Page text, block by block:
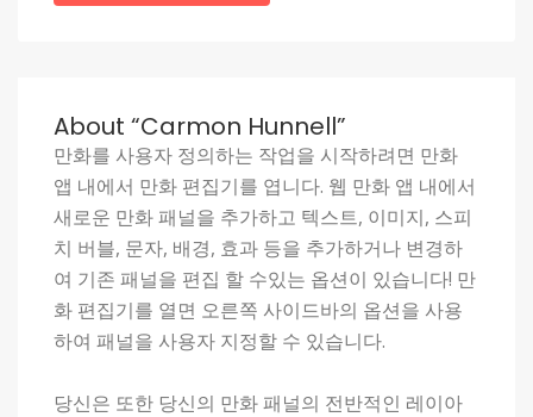
About “Carmon Hunnell”
만화를 사용자 정의하는 작업을 시작하려면 만화
앱 내에서 만화 편집기를 엽니다. 웹 만화 앱 내에서
새로운 만화 패널을 추가하고 텍스트, 이미지, 스피
치 버블, 문자, 배경, 효과 등을 추가하거나 변경하
여 기존 패널을 편집 할 수있는 옵션이 있습니다! 만
화 편집기를 열면 오른쪽 사이드바의 옵션을 사용
하여 패널을 사용자 지정할 수 있습니다.
당신은 또한 당신의 만화 패널의 전반적인 레이아